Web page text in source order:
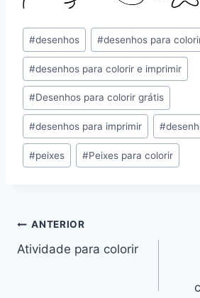
Tags
do
Post:
#desenhos #desenhos para
#desenhos para colorir e imprimir
#Desenhos para colorir grátis
#desenhos para imprimir #
#peixes #Peixes para colorir
Navegação
de
ANTERIOR
Atividade para colorir